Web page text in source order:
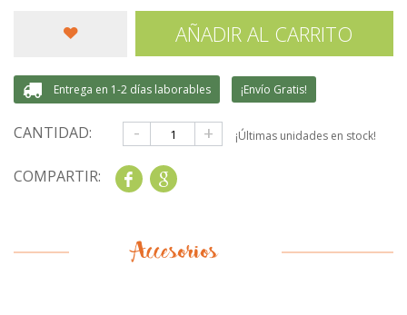
AÑADIR AL CARRITO
Entrega en 1-2 días laborables ¡Envío Gratis!
CANTIDAD: - + ¡Últimas unidades en stock!
COMPARTIR: Share
Accesorios